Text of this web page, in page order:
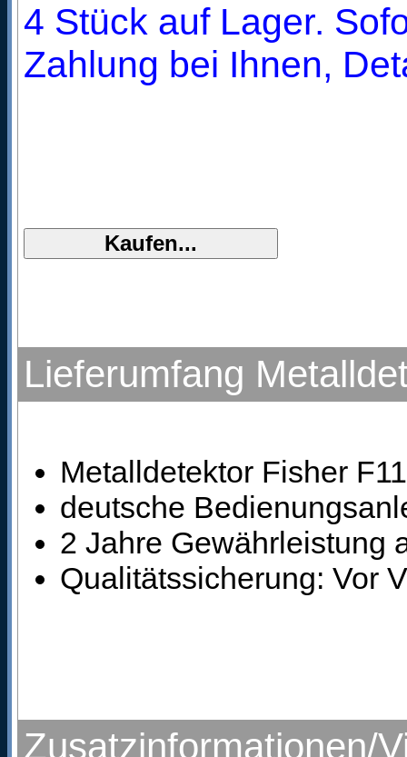
4 Stück auf Lager.
Zahlung bei Ihnen,
Lieferumfang
Metalldetektor Fisher
deutsche
2 Jahre Gewährleistung
Qualitätssicherung: Vor
Zusatzinformationen/